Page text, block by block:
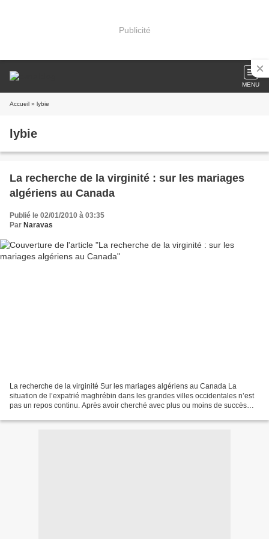
Publicité
MENU
Accueil » lybie
lybie
La recherche de la virginité : sur les mariages
algériens au Canada
Publié le 02/01/2010 à 03:35
Par Naravas
La recherche de la virginité Sur les mariages algériens au Canada La
situation de l’expatrié maghrébin dans les grandes villes occidentales n’est
pas un repos continu. Après avoir cherché avec plus ou moins de succès